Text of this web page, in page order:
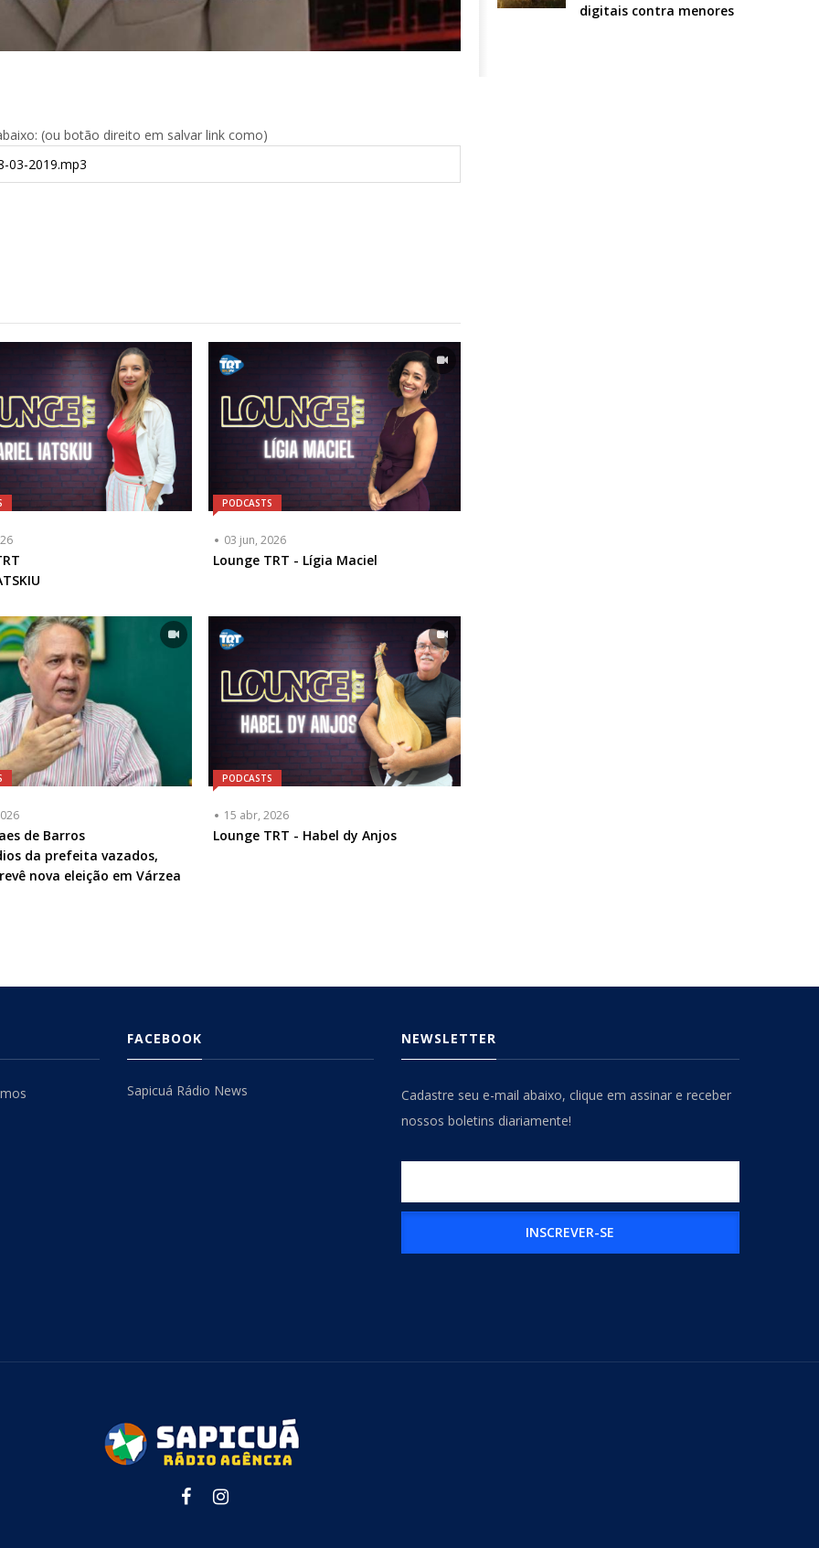
(ou botão direito em salvar link como)
03-2019.mp3
PODCASTS
03 jun, 2026
Lounge TRT - Lígia Maciel
de Barros
da prefeita vazados,
nova eleição em Várzea
PODCASTS
15 abr, 2026
Lounge TRT - Habel dy Anjos
digitais contra menores
FACEBOOK
Sapicuá Rádio News
NEWSLETTER
Cadastre seu e-mail abaixo, clique em assinar e receber
nossos boletins diariamente!